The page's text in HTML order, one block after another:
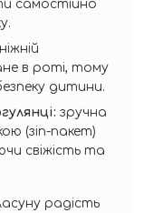
самостійно
в роті, тому
дитини.
зручна
(зіп-пакет)
свіжість та
радість